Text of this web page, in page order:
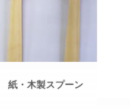
紙・木製スプーン